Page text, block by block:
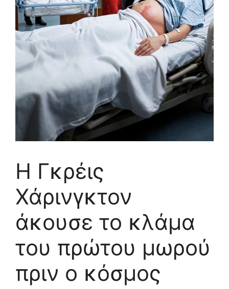
Η Γκρέις
Χάρινγκτον
άκουσε το κλάμα
του πρώτου μωρού
πριν ο κόσμος